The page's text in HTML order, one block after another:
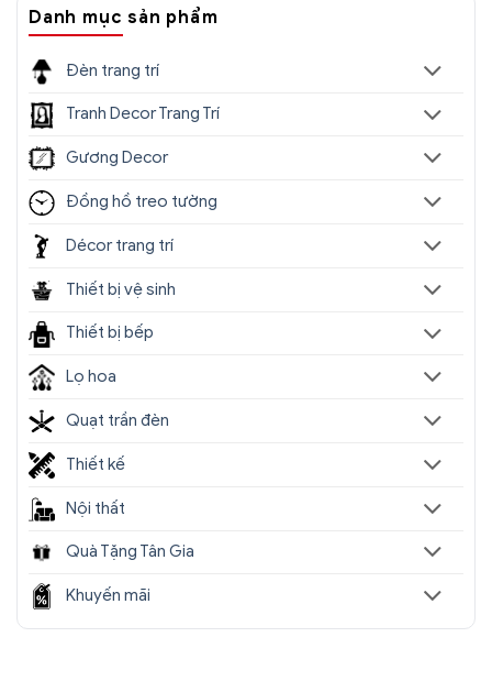
Danh mục sản phẩm
Đèn trang trí
Tranh Decor Trang Trí
Gương Decor
Đồng hồ treo tường
Décor trang trí
Thiết bị vệ sinh
Thiết bị bếp
Lọ hoa
Quạt trần đèn
Thiết kế
Nội thất
Quà Tặng Tân Gia
Khuyến mãi